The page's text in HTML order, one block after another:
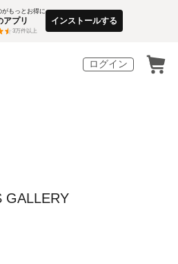
がもっとお得に
アプリ
3万件以上
インストールする
ログイン
GALLERY